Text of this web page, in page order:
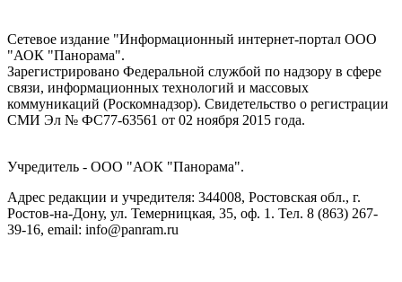
Сетевое издание "Информационный интернет-портал ООО
"АОК "Панорама".
Зарегистрировано Федеральной службой по надзору в сфере
связи, информационных технологий и массовых
коммуникаций (Роскомнадзор). Cвидетельство о регистрации
СМИ Эл № ФС77-63561 от 02 ноября 2015 года.
Учредитель - ООО "АОК "Панорама".
Адрес редакции и учредителя: 344008, Ростовская обл., г.
Ростов-на-Дону, ул. Темерницкая, 35, оф. 1. Тел. 8 (863) 267-
39-16, email: info@panram.ru